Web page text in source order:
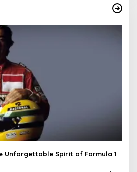
Unforgettable Spirit of Formula 1